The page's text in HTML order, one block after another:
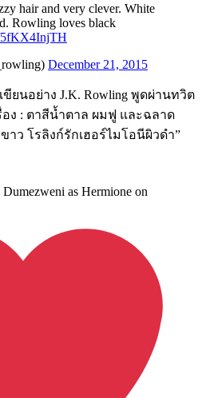
hair and very clever. White
Rowling loves black
5fKX4InjTH
December 21, 2015
ขียนอย่าง J.K. Rowling พูดผ่านทวิต
อง : ตาสีน้ำตาล ผมฟู และฉลาด
าว โรลิงก์รักเฮอร์ไมโอนีผิวดำ”
as Hermione on